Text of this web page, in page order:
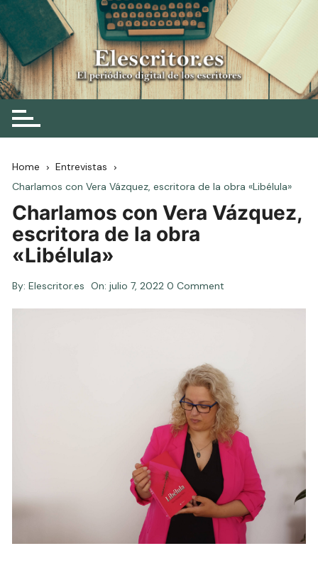
Skip
to
content
Elescritor.es
El periódico digital de los escritores
Home
Entrevistas
Charlamos con Vera Vázquez, escritora de la obra «Libélula»
Charlamos con Vera Vázquez,
escritora de la obra
«Libélula»
By: Elescritor.es On:julio 7, 2022 0 Comment